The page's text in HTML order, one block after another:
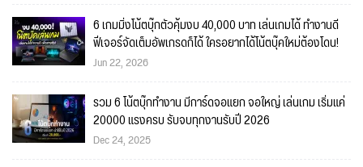
6 เกมมิ่งโน้ตบุ๊กตัวคุ้มงบ 40,000 บาท เล่นเกมได้ ทำงานดี
ฟีเจอร์จัดเต็มอัพเกรดก็ได้ ใครอยากได้โน้ตบุ๊คใหม่ต้องโดน!
Jun 22, 2026
รวม 6 โน้ตบุ๊กทำงาน มีการ์ดจอแยก จอใหญ่ เล่นเกม เริ่มแค่
20000 แรงครบ รับจบทุกงานรับปี 2026
Dec 24, 2025